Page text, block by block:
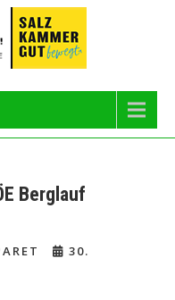
Berglauf
30.